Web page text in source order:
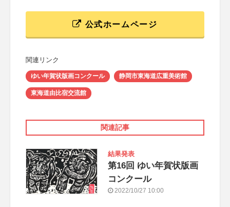
公式ホームページ
関連リンク
ゆい年賀状版画コンクール 静岡市東海道広重美術館
東海道由比宿交流館
関連記事
結果発表
第16回 ゆい年賀状版画
コンクール
2022/10/27 10:00